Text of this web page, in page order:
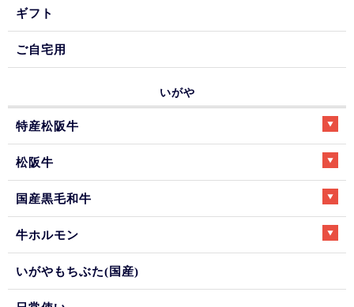
ギフト
ご自宅用
いがや
特産松阪牛
松阪牛
国産黒毛和牛
牛ホルモン
いがやもちぶた(国産)